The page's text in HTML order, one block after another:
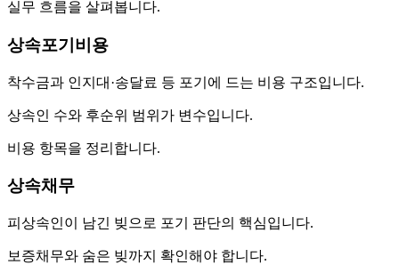
실무 흐름을 살펴봅니다.
상속포기비용
착수금과 인지대·송달료 등 포기에 드는 비용 구조입니다.
상속인 수와 후순위 범위가 변수입니다.
비용 항목을 정리합니다.
상속채무
피상속인이 남긴 빚으로 포기 판단의 핵심입니다.
보증채무와 숨은 빚까지 확인해야 합니다.